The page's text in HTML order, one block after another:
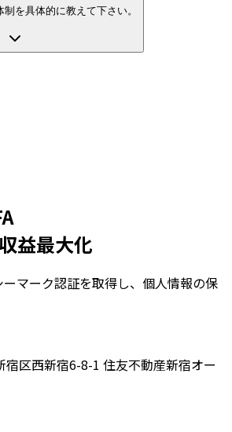
を具体的に教えて下さい。
益最大化
マーク認証を取得し、個人情報の保
宿区西新宿6-8-1 住友不動産新宿オー